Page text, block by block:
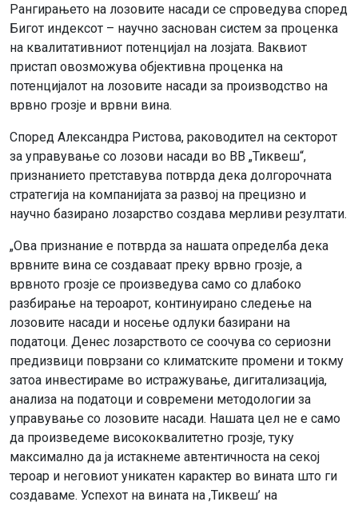
Рангирањето на лозовите насади се спроведува според
Бигот индексот – научно заснован систем за проценка
на квалитативниот потенцијал на лозјата. Ваквиот
пристап овозможува објективна проценка на
потенцијалот на лозовите насади за производство на
врвно грозје и врвни вина.
Според Александра Ристова, раководител на секторот
за управување со лозови насади во ВВ „Тиквеш“,
признанието претставува потврда дека долгорочната
стратегија на компанијата за развој на прецизно и
научно базирано лозарство создава мерливи резултати.
„Ова признание е потврда за нашата определба дека
врвните вина се создаваат преку врвно грозје, а
врвното грозје се произведува само со длабоко
разбирање на тероарот, континуирано следење на
лозовите насади и носење одлуки базирани на
податоци. Денес лозарството се соочува со сериозни
предизвици поврзани со климатските промени и токму
затоа инвестираме во истражување, дигитализација,
анализа на податоци и современи методологии за
управување со лозовите насади. Нашата цел не е само
да произведеме висококвалитетно грозје, туку
максимално да ја истакнеме автентичноста на секој
тероар и неговиот уникатен карактер во вината што ги
создаваме. Успехот на вината на ,Тиквеш’ на